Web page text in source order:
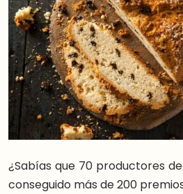
¿Sabías que 70 productores
conseguido más de 200